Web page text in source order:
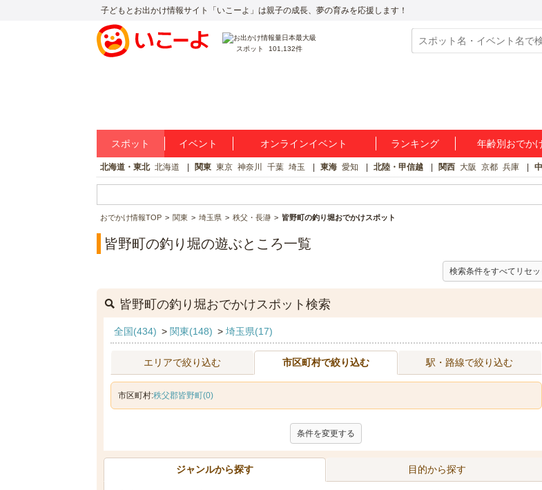
子どもとお出かけ情報サイト「いこーよ」は親子の成長、夢の育みを応援します！
スポット 101,132件
スポット イベント オンラインイベント ランキング 年齢別おでか
北海道・東北 北海道 関東 東京 神奈川 千葉 埼玉 東海 愛知 北陸・甲信越 関西 大阪 京都 兵庫
おでかけ情報TOP 関東 埼玉県 秩父・長瀞 皆野町の釣り堀おでかけスポット
皆野町の釣り堀の遊ぶところ一覧
検索条件をすべてリセッ
皆野町の釣り堀おでかけスポット検索
全国(434) > 関東(148) > 埼玉県(17)
エリアで絞り込む 市区町村で絞り込む 駅・路線で絞り込む
市区町村:秩父郡皆野町(0)
条件を変更する
ジャンルから探す 目的から探す